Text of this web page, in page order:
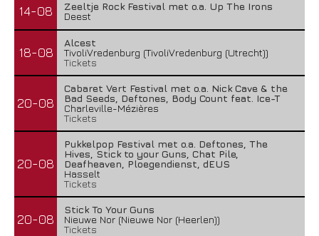
14-08
Zeeltje Rock Festival met o.a. Up The Irons
Deest
18-08
Alcest
TivoliVredenburg (TivoliVredenburg (Utrecht))
Tickets
20-08
Cabaret Vert Festival met o.a. Nick Cave & the
Bad Seeds, Deftones, Body Count feat. Ice-T
Charleville-Mézières
Tickets
20-08
Pukkelpop Festival met o.a. Deftones, The
Hives, Stick to your Guns, Chat Pile,
Deafheaven, Ploegendienst, dEUS
Hasselt
Tickets
20-08
Stick To Your Guns
Nieuwe Nor (Nieuwe Nor (Heerlen))
Tickets